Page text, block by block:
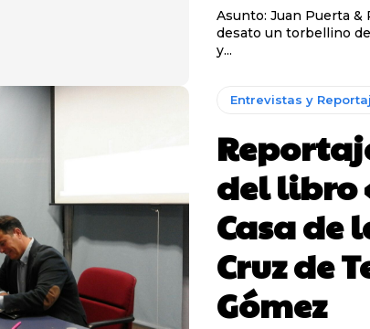
Asunto: Juan Puerta & Picaportes La
desato un torbellino
y...
Entrevistas y
del libro
Casa de
Cruz de
Gómez